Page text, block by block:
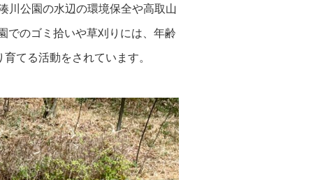
川公園の水辺の環境保全や高取山
でのゴミ拾いや草刈りには、年齢
てる活動をされています。